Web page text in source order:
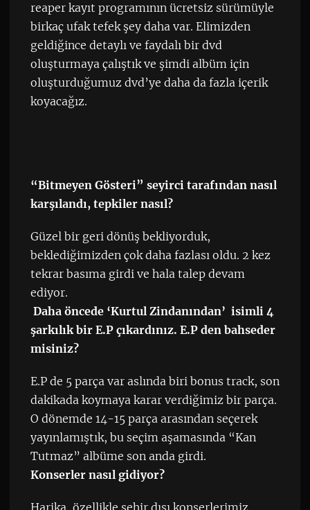
reaper kayıt programının ücretsiz sürümüyle
birkaç ufak tefek şey daha var. Elimizden
geldiğince detaylı ve faydalı bir dvd
oluşturmaya çalıştık ve şimdi albüm için
oluşturduğumuz dvd’ye daha da fazla içerik
koyacağız.
“Bitmeyen Gösteri” seyirci tarafından nasıl
karşılandı, tepkiler nasıl?
Güzel bir geri dönüş bekliyorduk,
beklediğimizden çok daha fazlası oldu. 2 kez
tekrar basıma girdi ve hala talep devam
ediyor.
Daha öncede ‘Kurtul Zindanından’ isimli 4
şarkılık bir E.P çıkardınız. E.P den bahseder
misiniz?
E.P de 5 parça var aslında biri bonus track, son
dakikada koymaya karar verdiğimiz bir parça.
O dönemde 14-15 parça arasından seçerek
yayınlamıştık, bu seçim aşamasında “Kan
Tutmaz” albüme son anda girdi.
Konserler nasıl gidiyor?